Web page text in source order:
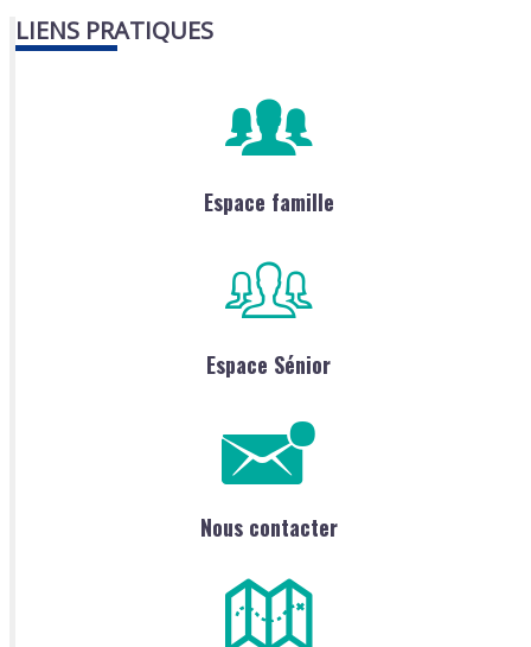
LIENS PRATIQUES
Espace famille
Espace Sénior
Nous contacter